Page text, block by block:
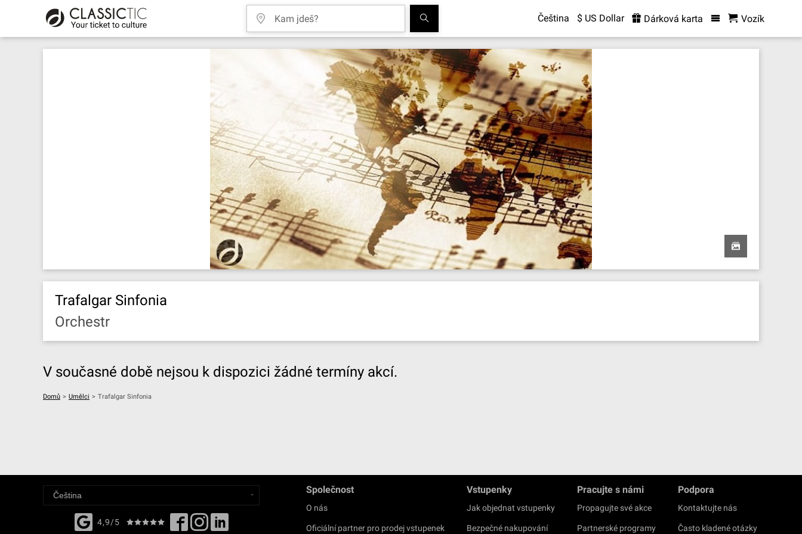
Čeština $ US Dollar Dárková karta Vozík
Trafalgar Sinfonia
Orchestr
V současné době nejsou k dispozici žádné termíny akcí.
Domů > Umělci > Trafalgar Sinfonia
4,9/5
Společnost
O nás
Oficiální partner pro prodej vstupenek
Vstupenky
Jak objednat vstupenky
Bezpečné nakupování
Pracujte s námi
Propagujte své akce
Partnerské programy
Podpora
Kontaktujte nás
Často kladené otázky